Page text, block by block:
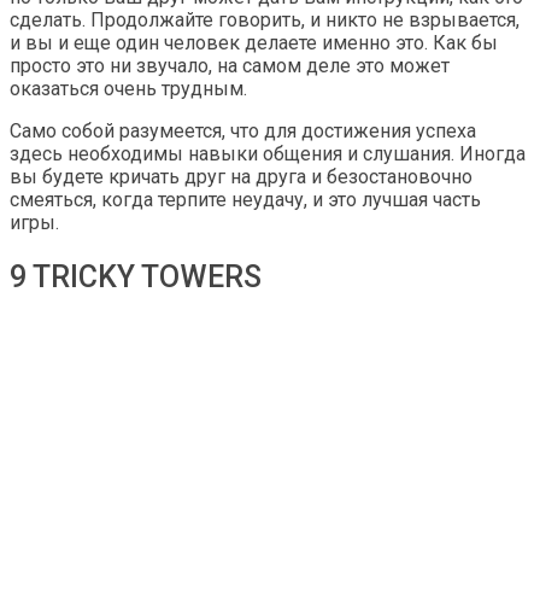
сделать. Продолжайте говорить, и никто не взрывается,
и вы и еще один человек делаете именно это. Как бы
просто это ни звучало, на самом деле это может
оказаться очень трудным.
Само собой разумеется, что для достижения успеха
здесь необходимы навыки общения и слушания. Иногда
вы будете кричать друг на друга и безостановочно
смеяться, когда терпите неудачу, и это лучшая часть
игры.
9 TRICKY TOWERS